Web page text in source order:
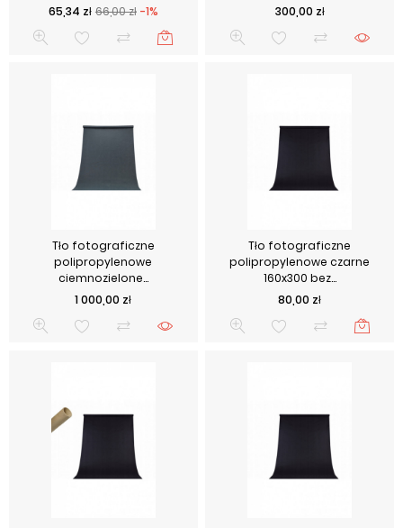
Cena podstawowa
66,00 zł -1%
Cena
65,34 zł
Cena
300,00 zł
Tło fotograficzne
polipropylenowe
ciemnozielone...
Cena
1 000,00 zł
Tło fotograficzne
polipropylenowe czarne
160x300 bez...
Cena
80,00 zł